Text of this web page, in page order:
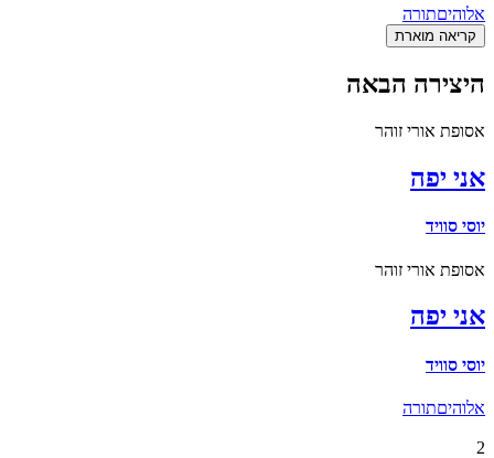
אלוהיםתורה
קריאה מוארת
היצירה הבאה
אסופת אורי זוהר
אני יפה
יוסי סוויד
אסופת אורי זוהר
אני יפה
יוסי סוויד
אלוהיםתורה
2